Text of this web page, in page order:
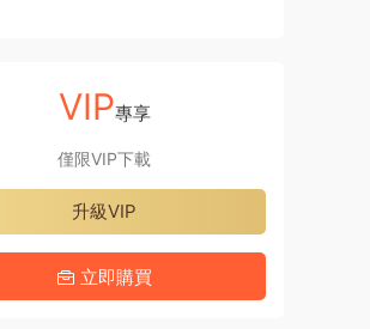
VIP專享
僅限VIP下載
升級VIP
立即購買